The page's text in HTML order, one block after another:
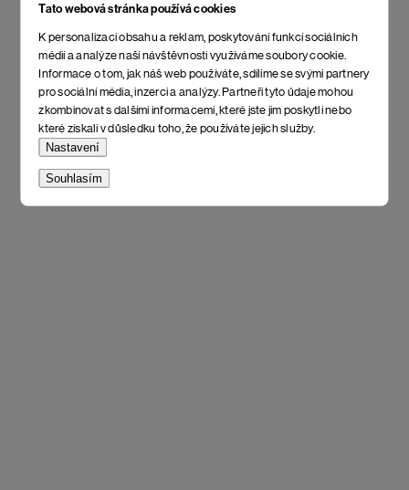
Tato webová stránka používá cookies
K personalizaci obsahu a reklam, poskytování funkcí sociálních
médií a analýze naší návštěvnosti využíváme soubory cookie.
Informace o tom, jak náš web používáte, sdílíme se svými partnery
pro sociální média, inzerci a analýzy. Partneři tyto údaje mohou
zkombinovat s dalšími informacemi, které jste jim poskytli nebo
které získali v důsledku toho, že používáte jejich služby.
Nastavení
Souhlasím